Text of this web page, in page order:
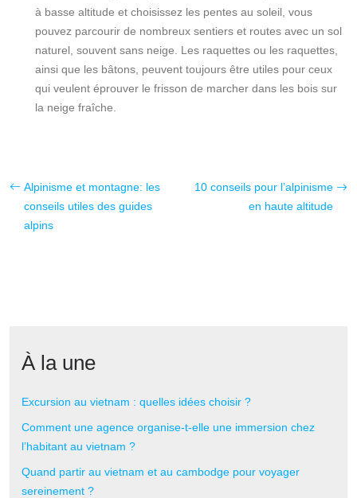
à basse altitude et choisissez les pentes au soleil, vous
pouvez parcourir de nombreux sentiers et routes avec un sol
naturel, souvent sans neige. Les raquettes ou les raquettes,
ainsi que les bâtons, peuvent toujours être utiles pour ceux
qui veulent éprouver le frisson de marcher dans les bois sur
la neige fraîche.
Alpinisme et montagne: les
conseils utiles des guides
alpins
10 conseils pour l’alpinisme
en haute altitude
À la une
Excursion au vietnam : quelles idées choisir ?
Comment une agence organise-t-elle une immersion chez
l’habitant au vietnam ?
Quand partir au vietnam et au cambodge pour voyager
sereinement ?